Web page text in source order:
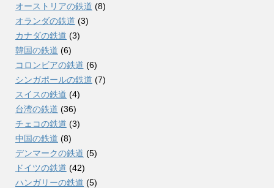
オーストリアの鉄道 (8)
オランダの鉄道 (3)
カナダの鉄道 (3)
韓国の鉄道 (6)
コロンビアの鉄道 (6)
シンガポールの鉄道 (7)
スイスの鉄道 (4)
台湾の鉄道 (36)
チェコの鉄道 (3)
中国の鉄道 (8)
デンマークの鉄道 (5)
ドイツの鉄道 (42)
ハンガリーの鉄道 (5)